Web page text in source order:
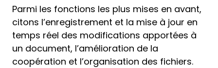
Parmi les fonctions les plus mises en avant,
citons l’enregistrement et la mise à jour en
temps réel des modifications apportées à
un document, l’amélioration de la
coopération et l’organisation des fichiers.